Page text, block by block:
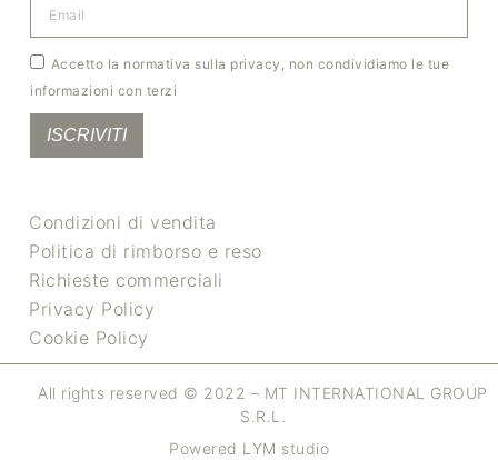
Accetto la normativa sulla privacy, non condividiamo le tue
informazioni con terzi
ISCRIVITI
Condizioni di vendita
Politica di rimborso e reso
Richieste commerciali
Privacy Policy
Cookie Policy
All rights reserved © 2022 – MT INTERNATIONAL GROUP
S.R.L.
Powered LYM studio